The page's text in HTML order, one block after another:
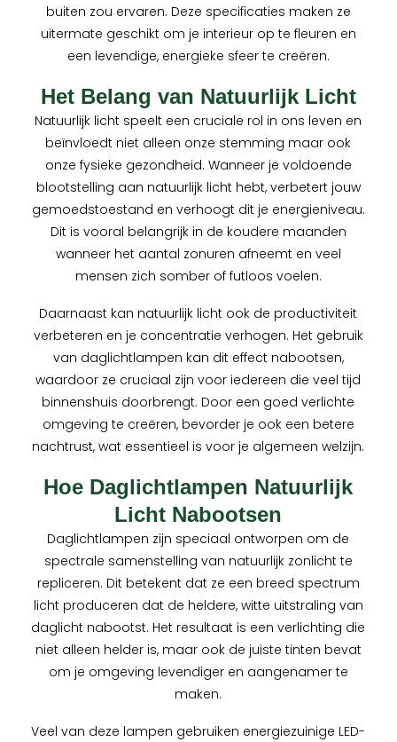
buiten zou ervaren. Deze specificaties maken ze
uitermate geschikt om je interieur op te fleuren en
een levendige, energieke sfeer te creëren.
Het Belang van Natuurlijk Licht
Natuurlijk licht speelt een cruciale rol in ons leven en
beïnvloedt niet alleen onze stemming maar ook
onze fysieke gezondheid. Wanneer je voldoende
blootstelling aan natuurlijk licht hebt, verbetert jouw
gemoedstoestand en verhoogt dit je energieniveau.
Dit is vooral belangrijk in de koudere maanden
wanneer het aantal zonuren afneemt en veel
mensen zich somber of futloos voelen.
Daarnaast kan natuurlijk licht ook de productiviteit
verbeteren en je concentratie verhogen. Het gebruik
van daglichtlampen kan dit effect nabootsen,
waardoor ze cruciaal zijn voor iedereen die veel tijd
binnenshuis doorbrengt. Door een goed verlichte
omgeving te creëren, bevorder je ook een betere
nachtrust, wat essentieel is voor je algemeen welzijn.
Hoe Daglichtlampen Natuurlijk
Licht Nabootsen
Daglichtlampen zijn speciaal ontworpen om de
spectrale samenstelling van natuurlijk zonlicht te
repliceren. Dit betekent dat ze een breed spectrum
licht produceren dat de heldere, witte uitstraling van
daglicht nabootst. Het resultaat is een verlichting die
niet alleen helder is, maar ook de juiste tinten bevat
om je omgeving levendiger en aangenamer te
maken.
Veel van deze lampen gebruiken energiezuinige LED-